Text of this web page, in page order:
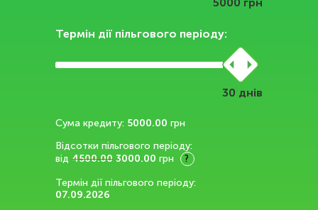
Термін дії пільгового періоду:
днів
Сума кредиту: 5000.00 грн
Відсотки пільгового періоду:
від4500.00 3000.00 грн
?
Термін дії пільгового періоду:
07.09.2026